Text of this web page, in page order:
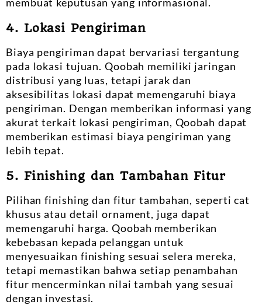
4. Lokasi Pengiriman
Biaya pengiriman dapat bervariasi tergantung
pada lokasi tujuan. Qoobah memiliki jaringan
distribusi yang luas, tetapi jarak dan
aksesibilitas lokasi dapat memengaruhi biaya
pengiriman. Dengan memberikan informasi yang
akurat terkait lokasi pengiriman, Qoobah dapat
memberikan estimasi biaya pengiriman yang
lebih tepat.
5. Finishing dan Tambahan Fitur
Pilihan finishing dan fitur tambahan, seperti cat
khusus atau detail ornament, juga dapat
memengaruhi harga. Qoobah memberikan
kebebasan kepada pelanggan untuk
menyesuaikan finishing sesuai selera mereka,
tetapi memastikan bahwa setiap penambahan
fitur mencerminkan nilai tambah yang sesuai
dengan investasi.